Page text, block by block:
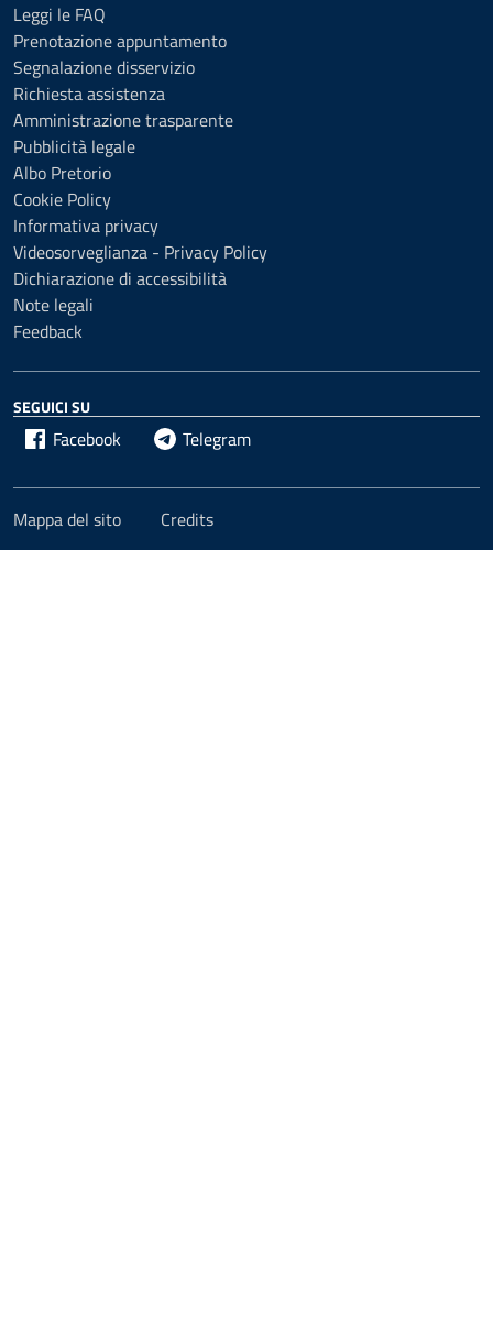
Leggi le FAQ
Prenotazione appuntamento
Segnalazione disservizio
Richiesta assistenza
Amministrazione trasparente
Pubblicità legale
Albo Pretorio
Cookie Policy
Informativa privacy
Videosorveglianza - Privacy Policy
Dichiarazione di accessibilità
Note legali
Feedback
SEGUICI SU
Facebook Telegram
Mappa del sito Credits